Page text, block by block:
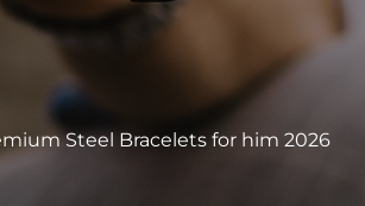
Steel Bracelets for him 2026